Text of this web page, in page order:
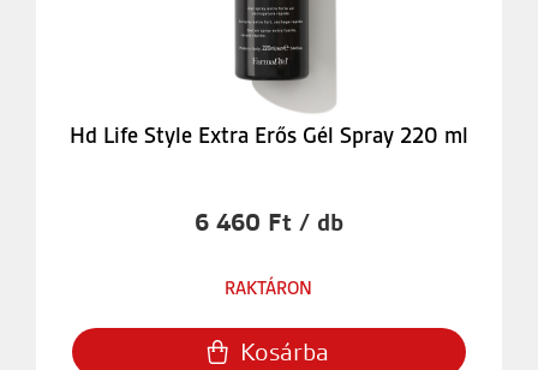
Hd Life Style Extra Erős Gél Spray 220 ml
6 460 Ft / db
RAKTÁRON
Kosárba